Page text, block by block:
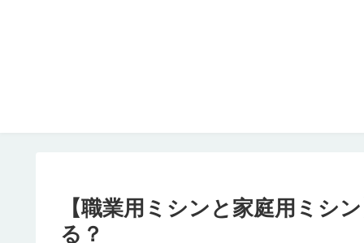
【職業用ミシンと家庭用ミシ
る？